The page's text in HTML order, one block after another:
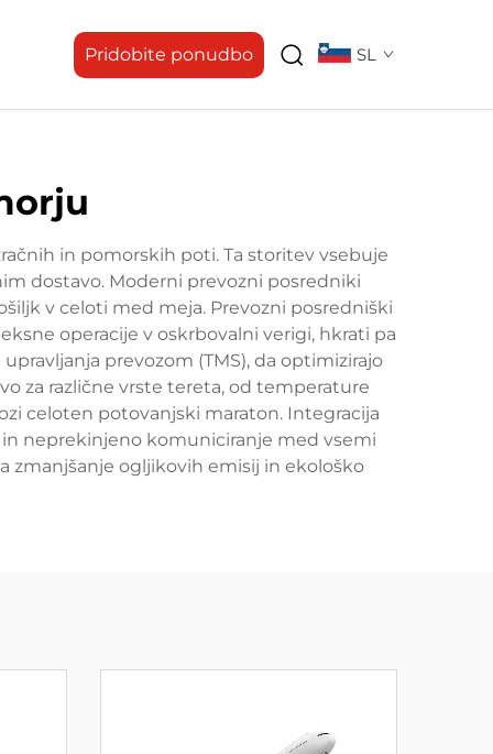
Pridobite ponudbo SL
in pomorskih poti. Ta storitev vsebuje
dostavo. Moderni prevozni posredniki
v celoti med meja. Prevozni posredniški
operacije v oskrbovalni verigi, hkrati pa
prevozom (TMS), da optimizirajo
za različne vrste tereta, od temperature
celoten potovanjski maraton. Integracija
neprekinjeno komuniciranje med vsemi
zmanjšanje ogljikovih emisij in ekološko